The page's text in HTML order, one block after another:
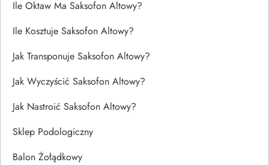
Ile Oktaw Ma Saksofon Altowy?
Ile Kosztuje Saksofon Altowy?
Jak Transponuje Saksofon Altowy?
Jak Wyczyścić Saksofon Altowy?
Jak Nastroić Saksofon Altowy?
Sklep Podologiczny
Balon Żołądkowy